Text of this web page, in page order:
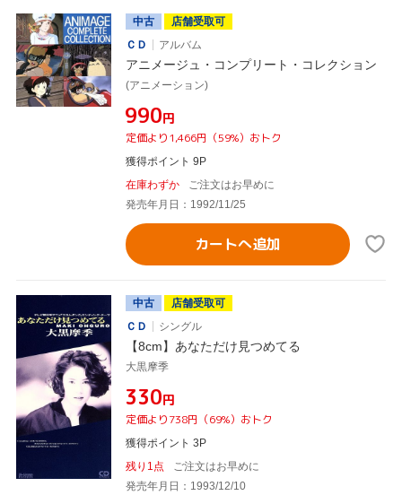
中古
店舗受取可
ＣＤ
アルバム
アニメージュ・コンプリート・コレクション
(アニメーション)
¥990円
定価より1,466円（59%）おトク
獲得ポイント 9P
在庫わずか
ご注文はお早めに
発売年月日：1992/11/25
カートへ追加
中古
店舗受取可
ＣＤ
シングル
【8cm】あなただけ見つめてる
大黒摩季
¥330円
定価より738円（69%）おトク
獲得ポイント 3P
残り1点
ご注文はお早めに
発売年月日：1993/12/10